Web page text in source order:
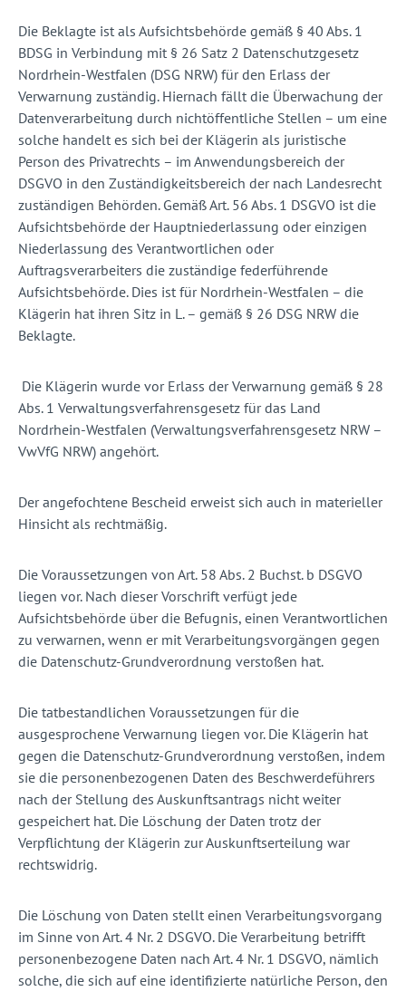
Die Beklagte ist als Aufsichtsbehörde gemäß § 40 Abs. 1
BDSG in Verbindung mit § 26 Satz 2 Datenschutzgesetz
Nordrhein-Westfalen (DSG NRW) für den Erlass der
Verwarnung zuständig. Hiernach fällt die Überwachung der
Datenverarbeitung durch nichtöffentliche Stellen – um eine
solche handelt es sich bei der Klägerin als juristische
Person des Privatrechts – im Anwendungsbereich der
DSGVO in den Zuständigkeitsbereich der nach Landesrecht
zuständigen Behörden. Gemäß Art. 56 Abs. 1 DSGVO ist die
Aufsichtsbehörde der Hauptniederlassung oder einzigen
Niederlassung des Verantwortlichen oder
Auftragsverarbeiters die zuständige federführende
Aufsichtsbehörde. Dies ist für Nordrhein-Westfalen – die
Klägerin hat ihren Sitz in L. – gemäß § 26 DSG NRW die
Beklagte.
Die Klägerin wurde vor Erlass der Verwarnung gemäß § 28
Abs. 1 Verwaltungsverfahrensgesetz für das Land
Nordrhein-Westfalen (Verwaltungsverfahrensgesetz NRW –
VwVfG NRW) angehört.
Der angefochtene Bescheid erweist sich auch in materieller
Hinsicht als rechtmäßig.
Die Voraussetzungen von Art. 58 Abs. 2 Buchst. b DSGVO
liegen vor. Nach dieser Vorschrift verfügt jede
Aufsichtsbehörde über die Befugnis, einen Verantwortlichen
zu verwarnen, wenn er mit Verarbeitungsvorgängen gegen
die Datenschutz-Grundverordnung verstoßen hat.
Die tatbestandlichen Voraussetzungen für die
ausgesprochene Verwarnung liegen vor. Die Klägerin hat
gegen die Datenschutz-Grundverordnung verstoßen, indem
sie die personenbezogenen Daten des Beschwerdeführers
nach der Stellung des Auskunftsantrags nicht weiter
gespeichert hat. Die Löschung der Daten trotz der
Verpflichtung der Klägerin zur Auskunftserteilung war
rechtswidrig.
Die Löschung von Daten stellt einen Verarbeitungsvorgang
im Sinne von Art. 4 Nr. 2 DSGVO. Die Verarbeitung betrifft
personenbezogene Daten nach Art. 4 Nr. 1 DSGVO, nämlich
solche, die sich auf eine identifizierte natürliche Person, den